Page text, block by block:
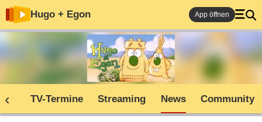
Hugo + Egon App öffnen
TV-Termine Streaming News Community